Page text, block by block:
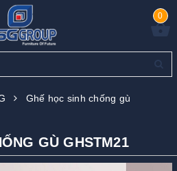
0
Ghế học sinh chống gù
GÙ GHSTM21